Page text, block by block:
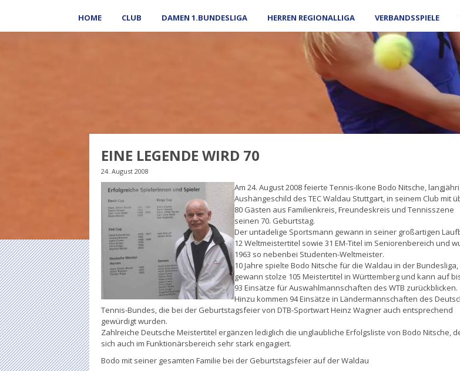
HOME CLUB DAMEN 1.BUNDESLIGA HERREN REGIONALLIGA VERBANDSSPIELE
EINE LEGENDE WIRD 70
24. August 2008
Am 24. August 2008 feierte Tennis-Ikone Bodo Nitsche,
Aushängeschild des TEC Waldau Stuttgart, in seinem Club mit
80 Gästen aus Familienkreis, Freundeskreis und Tennisszene
seinen 70. Geburtstag.
Der untadelige Sportsmann gewann in seiner großartigen
12 Weltmeistertitel sowie 31 EM-Titel im Seniorenbereich und
1963 so nebenbei Studenten-Weltmeister.
10 Jahre spielte Bodo Nitsche für die Waldau in der
gewann stolze 105 Meistertitel in Württemberg und kann auf
93 Einsätze für Auswahlmannschaften des WTB zurückblicken.
Hinzu kommen 94 Einsätze in Ländermannschaften des
Tennis-Bundes, die bei der Geburtstagsfeier von DTB-Sportwart Heinz Wagner auch entsprechend
gewürdigt wurden.
Zahlreiche Deutsche Meistertitel ergänzen lediglich die unglaubliche Erfolgsliste von Bodo Nitsche,
sich auch im Funktionärsbereich sehr stark engagiert.
Bodo mit seiner gesamten Familie bei der Geburtstagsfeier auf der Waldau